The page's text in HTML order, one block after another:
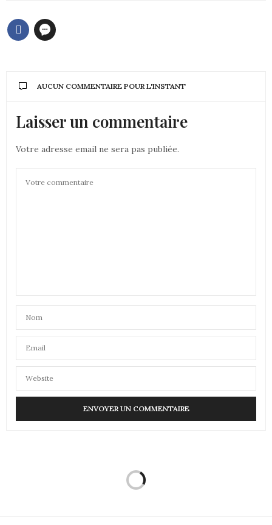
AUCUN COMMENTAIRE POUR L'INSTANT
Laisser un commentaire
Votre adresse email ne sera pas publiée.